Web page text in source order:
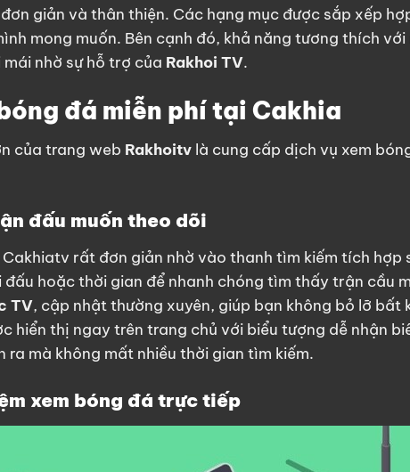
giản và thân thiện. Các hạng mục được sắp xếp
mong muốn. Bên cạnh đó, khả năng tương thích
nhờ sự hỗ trợ của Rakhoi TV.
đá miễn phí tại Cakhia
của trang web Rakhoitv là cung cấp dịch vụ xem
đấu muốn theo dõi
rất đơn giản nhờ vào thanh tìm kiếm tích hợp
hoặc thời gian để nhanh chóng tìm thấy trận cầu
TV, cập nhật thường xuyên, giúp bạn không bỏ lỡ bất
hiển thị ngay trên trang chủ với biểu tượng dễ nhận
mà không mất nhiều thời gian tìm kiếm.
xem bóng đá trực tiếp